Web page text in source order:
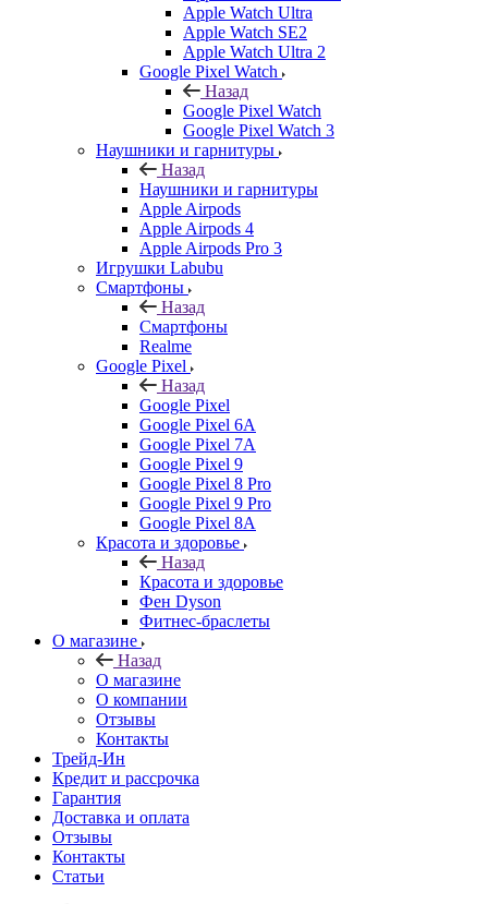
Apple Watch Ultra
Apple Watch SE2
Apple Watch Ultra 2
Google Pixel Watch
Назад
Google Pixel Watch
Google Pixel Watch 3
Наушники и гарнитуры
Назад
Наушники и гарнитуры
Apple Airpods
Apple Airpods 4
Apple Airpods Pro 3
Игрушки Labubu
Смартфоны
Назад
Смартфоны
Realme
Google Pixel
Назад
Google Pixel
Google Pixel 6A
Google Pixel 7А
Google Pixel 9
Google Pixel 8 Pro
Google Pixel 9 Pro
Google Pixel 8A
Красота и здоровье
Назад
Красота и здоровье
Фен Dyson
Фитнес-браслеты
О магазине
Назад
О магазине
О компании
Отзывы
Контакты
Трейд-Ин
Кредит и рассрочка
Гарантия
Доставка и оплата
Отзывы
Контакты
Статьи